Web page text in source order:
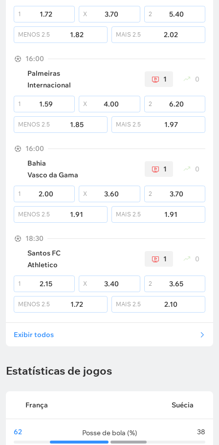
1 1.72 X 3.70 2 5.40
MENOS 2.5 1.82 MAIS 2.5 2.02
16:00
Palmeiras
Internacional
1 0
1 1.59 X 4.00 2 6.20
MENOS 2.5 1.85 MAIS 2.5 1.97
16:00
Bahia
Vasco da Gama
1 0
1 2.00 X 3.60 2 3.70
MENOS 2.5 1.91 MAIS 2.5 1.91
18:30
Santos FC
Athletico
1 0
1 2.15 X 3.40 2 3.65
MENOS 2.5 1.72 MAIS 2.5 2.10
Exibir todos
Estatísticas de jogos
França Suécia
62 Posse de bola (%) 38